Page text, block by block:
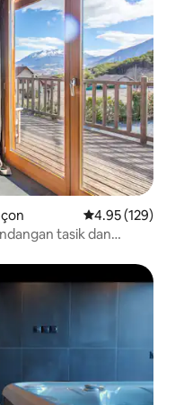
Penarafan
4.95 (129)
tasik dan